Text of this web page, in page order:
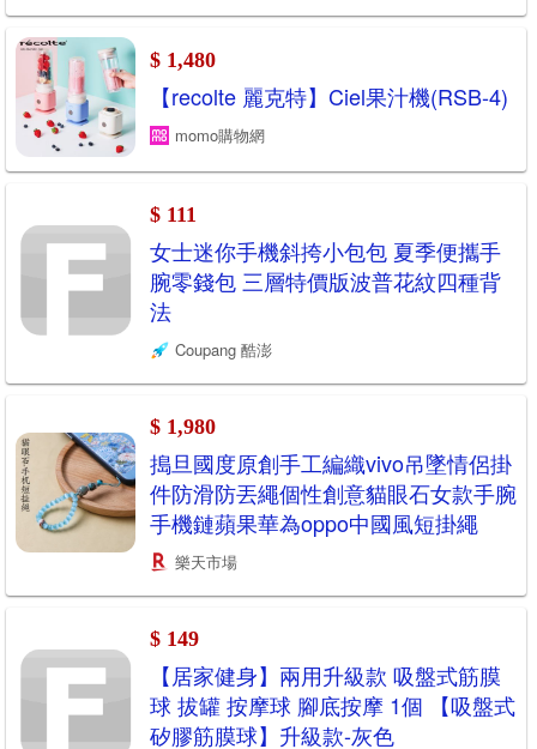
$ 1,480
【recolte 麗克特】Ciel果汁機(RSB-4)
momo購物網
$ 111
女士迷你手機斜挎小包包 夏季便攜手
腕零錢包 三層特價版波普花紋四種背
法
Coupang 酷澎
$ 1,980
搗旦國度原創手工編織vivo吊墜情侶掛
件防滑防丟繩個性創意貓眼石女款手腕
手機鏈蘋果華為oppo中國風短掛繩
樂天市場
$ 149
【居家健身】兩用升級款 吸盤式筋膜
球 拔罐 按摩球 腳底按摩 1個 【吸盤式
矽膠筋膜球】升級款-灰色